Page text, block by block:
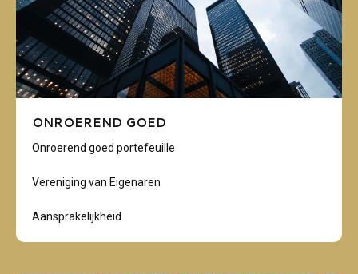
ONROEREND GOED
Onroerend goed portefeuille
Vereniging van Eigenaren
Aansprakelijkheid